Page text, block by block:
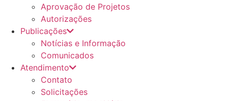
Aprovação de Projetos
Autorizações
Publicações
Notícias e Informação
Comunicados
Atendimento
Contato
Solicitações